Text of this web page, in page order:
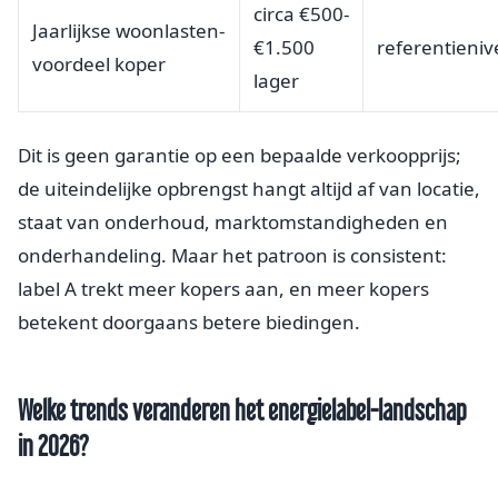
Jaarlijkse woonlasten-
voordeel koper
circa €500-
€1.500
lager
Dit is geen garantie op een bepaalde verkoopprijs;
de uiteindelijke opbrengst hangt altijd af van locatie,
staat van onderhoud, marktomstandigheden en
onderhandeling. Maar het patroon is consistent:
label A trekt meer kopers aan, en meer kopers
betekent doorgaans betere biedingen.
Welke trends veranderen het energielabel-landschap
in 2026?